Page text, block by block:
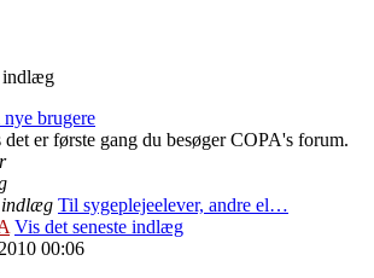
indlæg
brugere
er første gang du besøger COPA's forum.
indlæg Til sygeplejeelever, andre el…
Vis det seneste indlæg
00:06